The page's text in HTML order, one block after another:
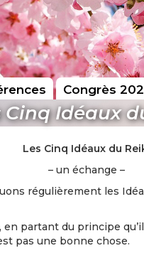
Congrès
Cinq Idéaux
Les Cinq Idéaux du
– un échange –
régulièrement les
partant du principe
pas une bonne chose.